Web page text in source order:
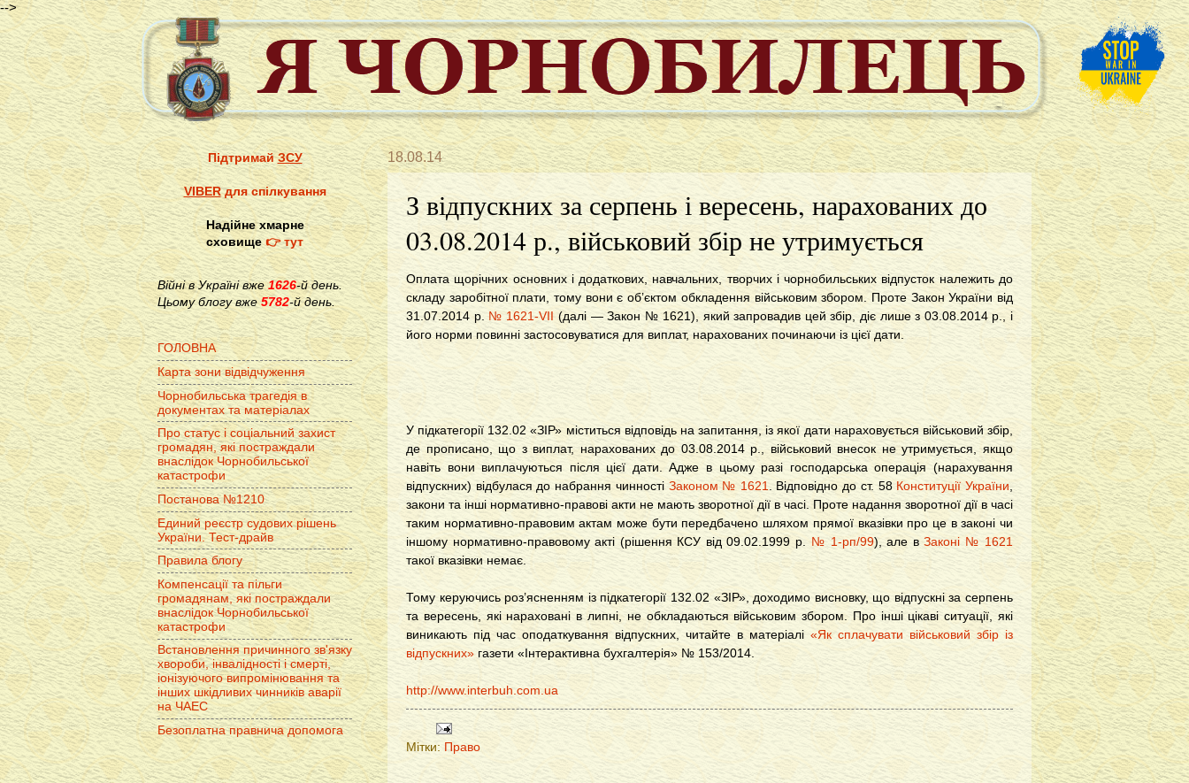
-->
18.08.14
З відпускних за серпень і вересень, нарахованих до
03.08.2014 р., військовий збір не утримується
Оплата щорічних основних і додаткових, навчальних, творчих і чорнобильських відпусток належить до
складу заробітної плати, тому вони є об’єктом обкладення військовим збором. Проте Закон України від
31.07.2014 р. № 1621-VII (далі — Закон № 1621), який запровадив цей збір, діє лише з 03.08.2014 р., і
його норми повинні застосовуватися для виплат, нарахованих починаючи із цієї дати.
У підкатегорії 132.02 «ЗІР» міститься відповідь на запитання, із якої дати нараховується військовий збір,
де прописано, що з виплат, нарахованих до 03.08.2014 р., військовий внесок не утримується, якщо
навіть вони виплачуються після цієї дати. Адже в цьому разі господарська операція (нарахування
відпускних) відбулася до набрання чинності Законом № 1621. Відповідно до ст. 58 Конституції України,
закони та інші нормативно-правові акти не мають зворотної дії в часі. Проте надання зворотної дії в часі
таким нормативно-правовим актам може бути передбачено шляхом прямої вказівки про це в законі чи
іншому нормативно-правовому акті (рішення КСУ від 09.02.1999 р. № 1-рп/99), але вЗаконі № 1621
такої вказівки немає.
Тому керуючись роз’ясненням із підкатегорії 132.02 «ЗІР», доходимо висновку, що відпускні за серпень
та вересень, які нараховані в липні, не обкладаються військовим збором. Про інші цікаві ситуації, які
виникають під час оподаткування відпускних, читайте в матеріалі «Як сплачувати військовий збір із
відпускних» газети «Інтерактивна бухгалтерія» № 153/2014.
http://www.interbuh.com.ua
Мітки: Право
ПідтримайЗСУ
VIBERдля спілкування
Надійне хмарне
сховище👉 тут
Війні в Україні вже1626-й день.
Цьому блогу вже 5782-й день.
ГОЛОВНА
Карта зони відвідчуження
Чорнобильська трагедія в
документах та матеріалах
Про статус і соціальний захист
громадян, які постраждали
внаслідок Чорнобильської
катастрофи
Постанова №1210
Единий реєстр судових рішень
України. Тест-драйв
Правила блогу
Компенсації та пільги
громадянам, які постраждали
внаслідок Чорнобильської
катастрофи
Встановлення причинного зв'язку
хвороби, інвалідності і смерті,
іонізуючого випромінювання та
інших шкідливих чинників аварії
на ЧАЕС
Безоплатна правнича допомога